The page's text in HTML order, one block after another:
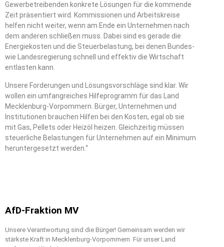
Gewerbetreibenden konkrete Lösungen für die kommende
Zeit präsentiert wird. Kommissionen und Arbeitskreise
helfen nicht weiter, wenn am Ende ein Unternehmen nach
dem anderen schließen muss. Dabei sind es gerade die
Energiekosten und die Steuerbelastung, bei denen Bundes-
wie Landesregierung schnell und effektiv die Wirtschaft
entlasten kann.
Unsere Forderungen und Lösungsvorschläge sind klar. Wir
wollen ein umfangreiches Hilfeprogramm für das Land
Mecklenburg-Vorpommern. Bürger, Unternehmen und
Institutionen brauchen Hilfen bei den Kosten, egal ob sie
mit Gas, Pellets oder Heizöl heizen. Gleichzeitig müssen
steuerliche Belastungen für Unternehmen auf ein Minimum
heruntergesetzt werden.“
AfD-Fraktion MV
Unsere Verantwortung sind die Bürger! Gemeinsam werden wir
stärkste Kraft in Mecklenburg-Vorpommern. Für unser Land